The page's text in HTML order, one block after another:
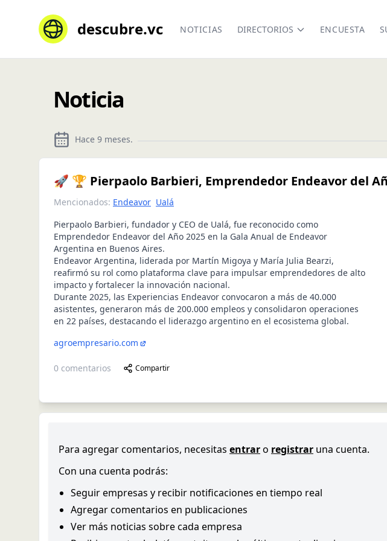
descubre.vc NOTICIAS DIRECTORIOS ENCUESTA
Noticia
Hace 9 meses.
🚀 🏆 Pierpaolo Barbieri, Emprendedor Endeavor del
Mencionados: Endeavor Ualá
Pierpaolo Barbieri, fundador y CEO de Ualá, fue reconocido como
Emprendedor Endeavor del Año 2025 en la Gala Anual de Endeavor
Argentina en Buenos Aires.
Endeavor Argentina, liderada por Martín Migoya y María Julia Bearzi,
reafirmó su rol como plataforma clave para impulsar emprendedores de alto
impacto y fortalecer la innovación nacional.
Durante 2025, las Experiencias Endeavor convocaron a más de 40.000
asistentes, generaron más de 200.000 empleos y consolidaron operaciones
en 22 países, destacando el liderazgo argentino en el ecosistema global.
agroempresario.com
0 comentarios Compartir
Para agregar comentarios, necesitas entraro registrar una cuenta.
Con una cuenta podrás:
Seguir empresas y recibir notificaciones en tiempo real
Agregar comentarios en publicaciones
Ver más noticias sobre cada empresa